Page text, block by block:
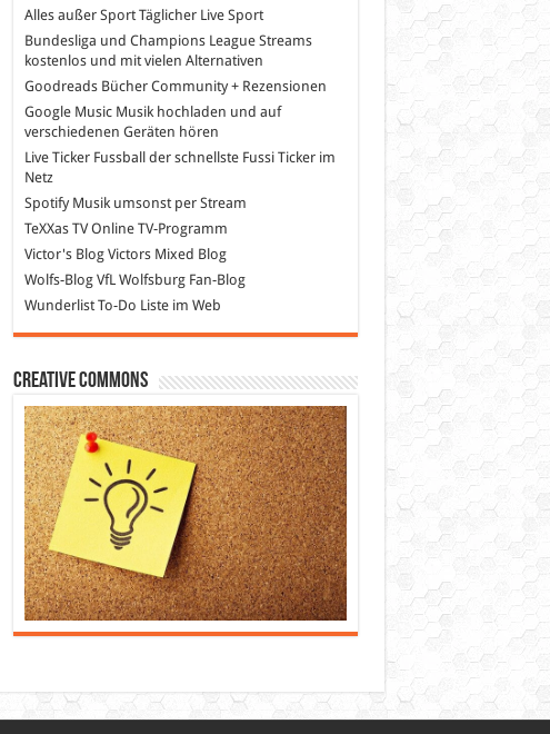
Alles außer SportTäglicher Live Sport
Bundesliga und Champions League Streams
kostenlos und mit vielen Alternativen
GoodreadsBücher Community + Rezensionen
Google MusicMusik hochladen und auf
verschiedenen Geräten hören
Live Ticker Fussball
der schnellste Fussi Ticker im
Netz
SpotifyMusik umsonst per Stream
TeXXas TVOnline TV-Programm
Victor's BlogVictors Mixed Blog
Wolfs-BlogVfL Wolfsburg Fan-Blog
WunderlistTo-Do Liste im Web
Creative Commons